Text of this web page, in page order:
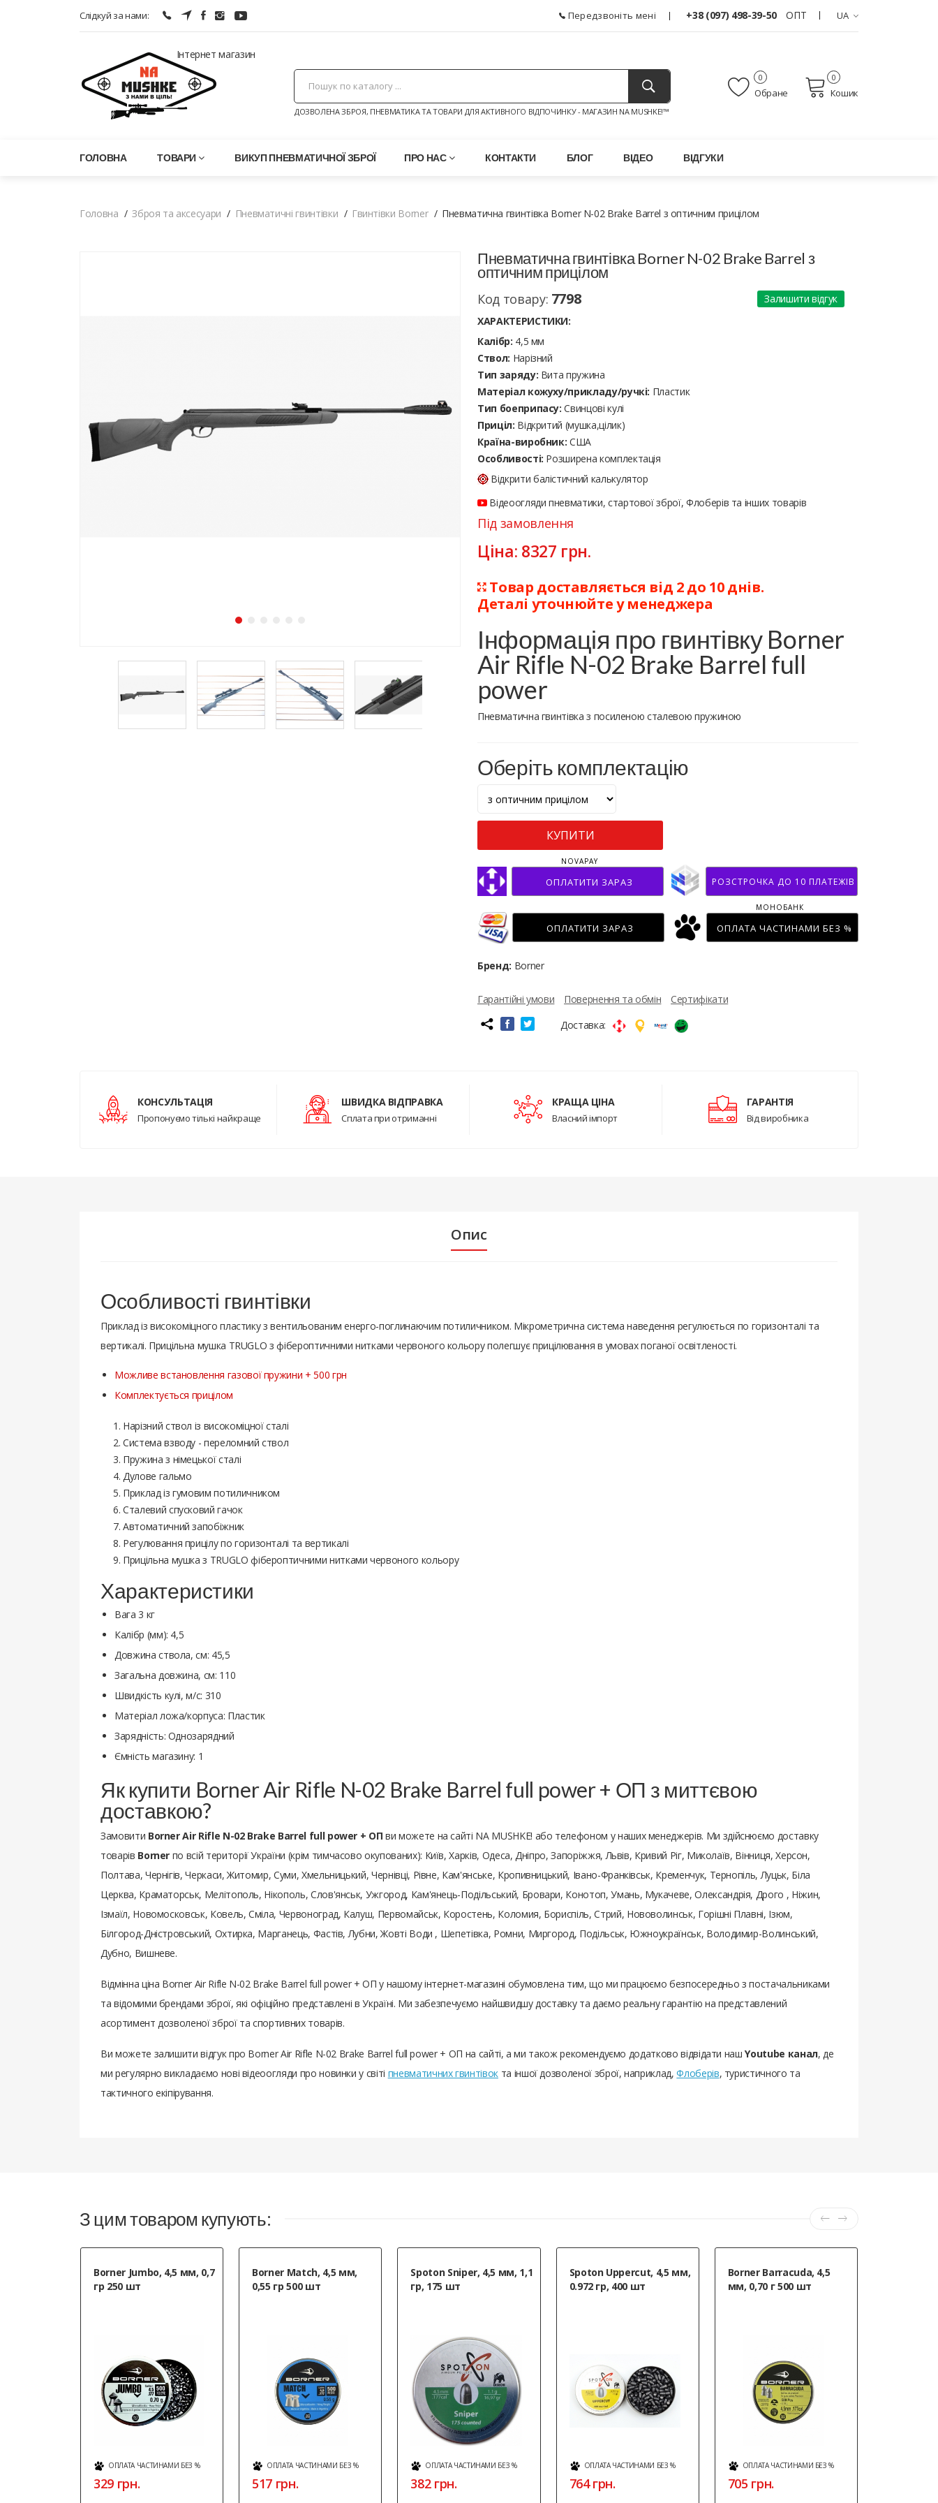
Слідкуй за нами: Передзвоніть мені +38 (097) 498-39-50 ОПТ UA
Інтернет магазин
ДОЗВОЛЕНА ЗБРОЯ, ПНЕВМАТИКА ТА ТОВАРИ ДЛЯ АКТИВНОГО ВІДПОЧИНКУ - МАГАЗИН NA MUSHKE!™
Обране
0
Кошик
0
ГОЛОВНА ТОВАРИ ВИКУП ПНЕВМАТИЧНОЇ ЗБРОЇ ПРО НАС КОНТАКТИ БЛОГ ВІДЕО ВІДГУКИ
Головна Зброя та аксесуари Пневматичні гвинтівки Гвинтівки Borner Пневматична гвинтівка Borner N-02 Brake Barrel з оптичним прицілом
Пневматична гвинтівка Borner N-02 Brake Barrel з
оптичним прицілом
Код товару: 7798
Залишити відгук
ХАРАКТЕРИСТИКИ:
Калібр: 4,5 мм
Ствол: Нарізний
Тип заряду: Вита пружина
Матеріал кожуху/прикладу/ручкі: Пластик
Тип боеприпасу: Cвинцові кулі
Приціл: Відкритий (мушка,цілик)
Країна-виробник: США
Особливості: Розширена комплектація
Відкрити балістичний калькулятор
Відеоогляди пневматики, стартової зброї, Флоберів та інших товарів
Під замовлення
Ціна: 8327 грн.
Товар доставляється від 2 до 10 днів.
Деталі уточнюйте у менеджера
Інформація про гвинтівку Borner
Air Rifle N-02 Brake Barrel full
power
Пневматична гвинтівка з посиленою сталевою пружиною
Оберіть комплектацію
КУПИТИ
ОПЛАТИТИ ЗАРАЗ
NOVAPAY
РОЗСТРОЧКА ДО 10 ПЛАТЕЖІВ
ОПЛАТИТИ ЗАРАЗ ОПЛАТА ЧАСТИНАМИ БЕЗ %
МОНОБАНК
Бренд: Borner
Гарантійні умови Повернення та обмін
Сертифікати
Доставка:
КОНСУЛЬТАЦІЯ
Пропонуємо тількі найкраще
ШВИДКА ВІДПРАВКА
Сплата при отриманні
КРАЩА ЦІНА
Власний імпорт
ГАРАНТІЯ
Від виробника
Опис
Особливості гвинтівки
Приклад із високоміцного пластику з вентильованим енерго-поглинаючим потиличником. Мікрометрична система наведення регулюється по горизонталі та
вертикалі. Прицільна мушка TRUGLO з фібероптичними нитками червоного кольору полегшує прицілювання в умовах поганої освітленості.
Можливе встановлення газової пружини + 500 грн
Комплектується прицілом
Нарізний ствол із високоміцної сталі
Система взводу - переломний ствол
Пружина з німецької сталі
Дулове гальмо
Приклад із гумовим потиличником
Сталевий спусковий гачок
Автоматичний запобіжник
Регулювання прицілу по горизонталі та вертикалі
Прицільна мушка з TRUGLO фібероптичними нитками червоного кольору
Характеристики
Вага 3 кг
Калібр (мм): 4,5
Довжина ствола, см: 45,5
Загальна довжина, см: 110
Швидкість кулі, м/с: 310
Матеріал ложа/корпуса: Пластик
Зарядність: Однозарядний
Ємність магазину: 1
Як купити Borner Air Rifle N-02 Brake Barrel full power + ОП з миттєвою
доставкою?
Замовити Borner Air Rifle N-02 Brake Barrel full power + ОП ви можете на сайті NA MUSHKE! або телефоном у наших менеджерів. Ми здійснюємо доставку
товарів Borner по всій території України (крім тимчасово окупованих): Київ, Харків, Одеса, Дніпро, Запоріжжя, Львів, Кривий Ріг, Миколаїв, Вінниця, Херсон,
Полтава, Чернігів, Черкаси, Житомир, Суми, Хмельницький, Чернівці, Рівне, Кам'янське, Кропивницький, Івано-Франківськ, Кременчук, Тернопіль, Луцьк, Біла
Церква, Краматорськ, Мелітополь, Нікополь, Слов'янськ, Ужгород, Кам'янець-Подільський, Бровари, Конотоп, Умань, Мукачеве, Олександрія, Дрого , Ніжин,
Ізмаїл, Новомосковськ, Ковель, Сміла, Червоноград, Калуш, Первомайськ, Коростень, Коломия, Бориспіль, Стрий, Нововолинськ, Горішні Плавні, Ізюм,
Білгород-Дністровський, Охтирка, Марганець, Фастів, Лубни, Жовті Води , Шепетівка, Ромни, Миргород, Подільськ, Южноукраїнськ, Володимир-Волинський,
Дубно, Вишневе.
Відмінна ціна Borner Air Rifle N-02 Brake Barrel full power + ОП у нашому інтернет-магазині обумовлена ​​тим, що ми працюємо безпосередньо з постачальниками
та відомими брендами зброї, які офіційно представлені в Україні. Ми забезпечуємо найшвидшу доставку та даємо реальну гарантію на представлений
асортимент дозволеної зброї та спортивних товарів.
Ви можете залишити відгук про Borner Air Rifle N-02 Brake Barrel full power + ОП на сайті, а ми також рекомендуємо додатково відвідати нашYoutube канал, де
ми регулярно викладаємо нові відеоогляди про новинки у світі пневматичних гвинтівокта іншої дозволеної зброї, наприклад,Флоберів, туристичного та
тактичного екіпірування.
З цим товаром купують:
Borner Jumbo, 4,5 мм, 0,7
гр 250 шт
ОПЛАТА ЧАСТИНАМИ БЕЗ %
329 грн.
Borner Match, 4,5 мм,
0,55 гр 500 шт
ОПЛАТА ЧАСТИНАМИ БЕЗ %
517 грн.
Spoton Sniper, 4,5 мм, 1,1
гр, 175 шт
ОПЛАТА ЧАСТИНАМИ БЕЗ %
382 грн.
Spoton Uppercut, 4,5 мм,
0.972 гр, 400 шт
ОПЛАТА ЧАСТИНАМИ БЕЗ %
764 грн.
Borner Barracuda, 4,5
мм, 0,70 г 500 шт
ОПЛАТА ЧАСТИНАМИ БЕЗ %
705 грн.